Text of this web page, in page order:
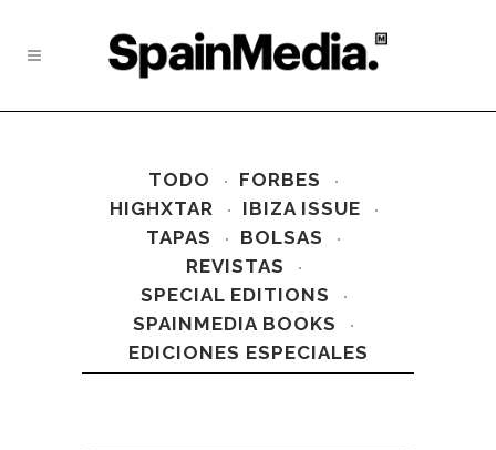
TODO
FORBES
HIGHXTAR
IBIZA ISSUE
TAPAS
BOLSAS
REVISTAS
SPECIAL EDITIONS
SPAINMEDIA BOOKS
EDICIONES ESPECIALES